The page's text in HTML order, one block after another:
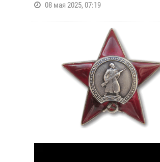
08 мая 2025, 07:19